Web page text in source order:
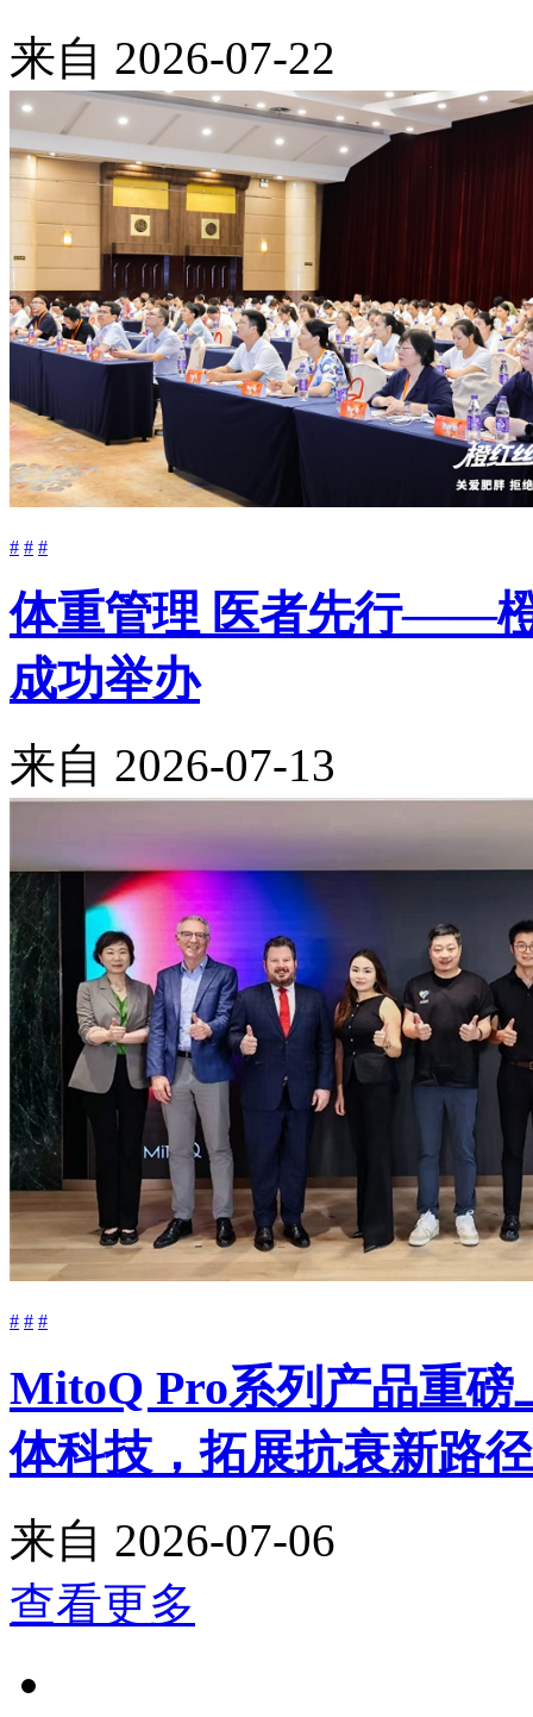
来自 2026-07-22
# # #
体重管理 医者先行——
成功举办
来自 2026-07-13
# # #
MitoQ Pro系列产品重磅
体科技，拓展抗衰新路径
来自 2026-07-06
查看更多